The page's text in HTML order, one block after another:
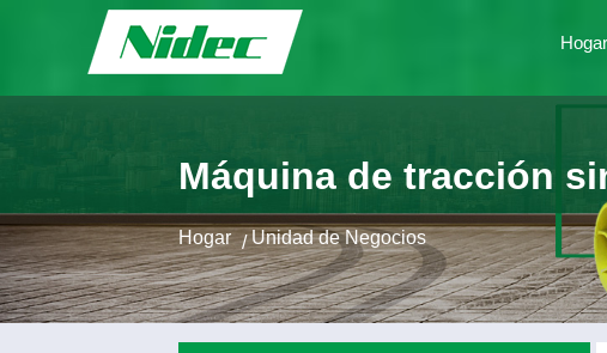
Hogar
Máquina de tracción
Hogar /Unidad de Negocios